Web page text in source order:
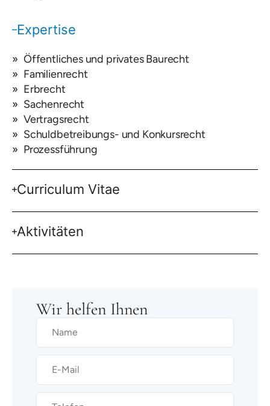
Expertise
Öffentliches und privates Baurecht
Familienrecht
Erbrecht
Sachenrecht
Vertragsrecht
Schuldbetreibungs- und Konkursrecht
Prozessführung
Curriculum Vitae
Aktivitäten
Wir helfen Ihnen